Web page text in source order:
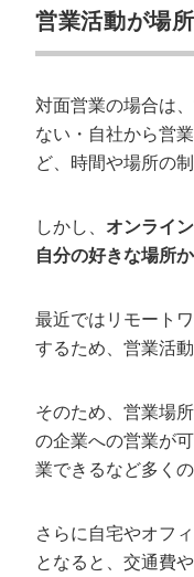
営業活動が場
対面営業の場合は
ない・自社から営
ど、時間や場所の
しかし、 オンライ
自分の好きな場所
最近ではリモート
するため、営業活
そのため、営業場
の企業への営業が
業できるなど多く
さらに自宅やオフ
となると、交通費